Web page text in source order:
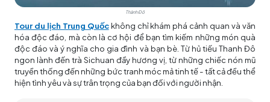
Thành Đô
Tour du lịch Trung Quốckhông chỉ khám phá cảnh quan và văn
hóa độc đáo, mà còn là cơ hội để bạn tìm kiếm những món quà
độc đáo và ý nghĩa cho gia đình và bạn bè. Từ hủ tiếu Thanh Đô
ngon lành đến trà Sichuan đầy hương vị, từ những chiếc nón mũ
truyền thống đến những bức tranh móc mả tinh tế - tất cả đều thể
hiện tình yêu và sự trân trọng của bạn đối với người nhận.